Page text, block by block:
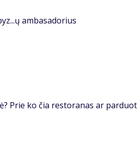
ambasadorius
Prie ko čia restoranas ar